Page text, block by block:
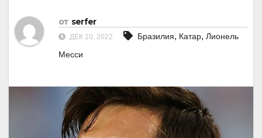
от serfer
ДЕК 10, 2022 Бразилия, Катар, Лионель
Месси